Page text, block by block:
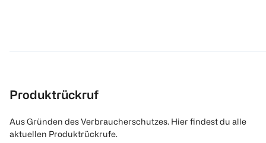
Produktrückruf
Aus Gründen des Verbraucherschutzes. Hier findest du alle
aktuellen Produktrückrufe.